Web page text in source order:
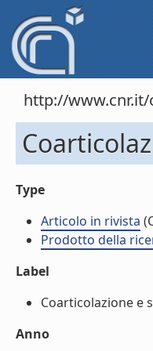
http://
Type
Articolo in rivista
Prodotto della
Label
Coarticolazione e
Anno